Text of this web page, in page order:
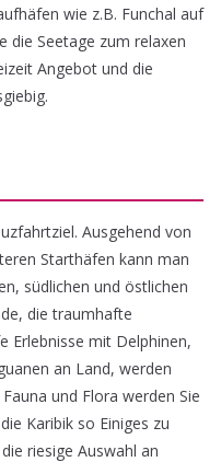
wie z.B. Funchal auf
die Seetage zum relaxen
Angebot und die
Ausgehend von
Starthäfen kann man
südlichen und östlichen
die traumhafte
Erlebnisse mit Delphinen,
an Land, werden
und Flora werden Sie
Karibik so Einiges zu
riesige Auswahl an